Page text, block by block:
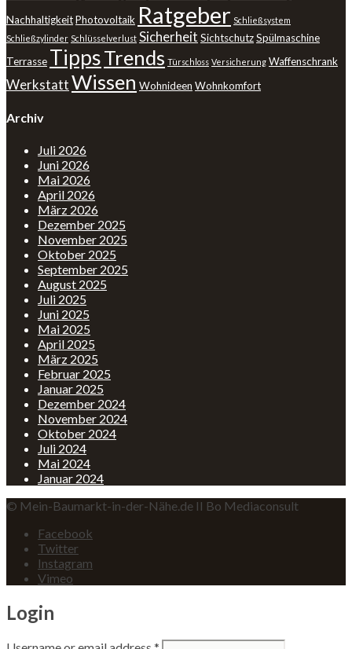
NachhaltigkeitPhotovoltaik Ratgeber Schließsystem
Schließzylinder Schlüsselverlust Sicherheit SichtschutzSpülmaschine
Terrasse TippsTrends Türschloss Versicherung Waffenschrank
WerkstattWissen Wohnideen Wohnkomfort
Archiv
Juli 2026
Juni 2026
Mai 2026
April 2026
März 2026
Dezember 2025
November 2025
Oktober 2025
September 2025
August 2025
Juli 2025
Juni 2025
Mai 2025
April 2025
März 2025
Februar 2025
Januar 2025
Dezember 2024
November 2024
Oktober 2024
Juli 2024
Mai 2024
Januar 2024
© Mein-Baumarkt-in-der-Nähe.de II Bo Mediaconsult
Facebook
Twitter
Instagram
Vimeo
Login